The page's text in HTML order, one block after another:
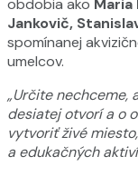
obdobia ako
Jankovič,
spomínanej
umelcov.
„Určite nechceme,
desiatej otvorí a o
vytvoriť živé
a edukačných